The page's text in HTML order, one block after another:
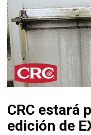
CRC estará
edición de